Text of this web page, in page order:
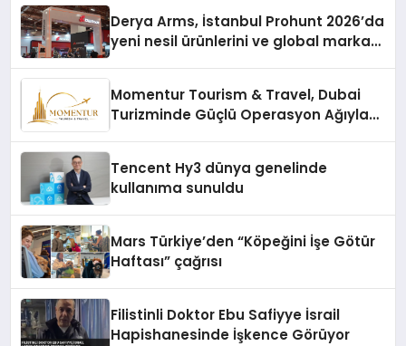
Derya Arms, İstanbul Prohunt 2026’da
yeni nesil ürünlerini ve global marka
Momentur Tourism & Travel, Dubai
Turizminde Güçlü Operasyon Ağıyla
Tencent Hy3 dünya genelinde
kullanıma sunuldu
Mars Türkiye’den “Köpeğini İşe Götür
Haftası” çağrısı
Filistinli Doktor Ebu Safiyye İsrail
Hapishanesinde İşkence Görüyor